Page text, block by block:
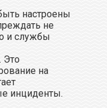
настроены
не
и службы
Это
на
инциденты.